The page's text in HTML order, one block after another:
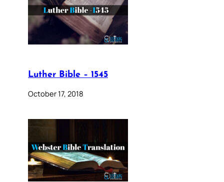
Luther Bible – 1545
October 17, 2018